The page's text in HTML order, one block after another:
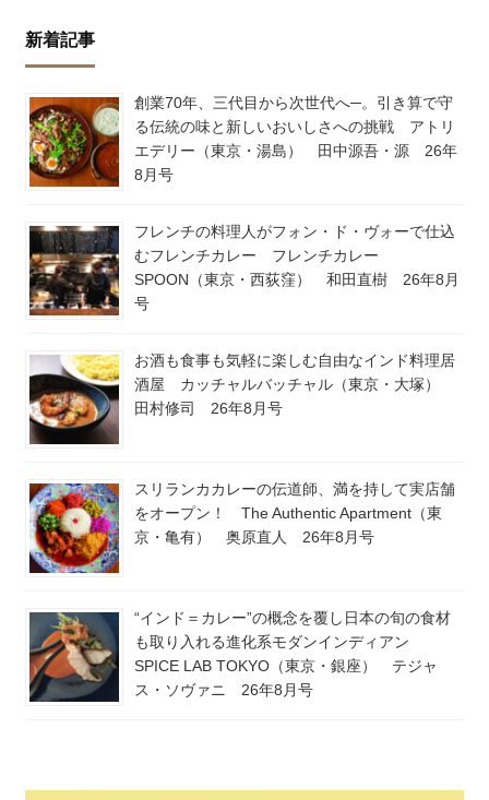
新着記事
創業70年、三代目から次世代へ─。引き算で守
る伝統の味と新しいおいしさへの挑戦 アトリ
エデリー（東京・湯島） 田中源吾・源 26年
8月号
フレンチの料理人がフォン・ド・ヴォーで仕込
むフレンチカレー フレンチカレー
SPOON（東京・西荻窪） 和田直樹 26年8月
号
お酒も食事も気軽に楽しむ自由なインド料理居
酒屋 カッチャルバッチャル（東京・大塚）
田村修司 26年8月号
スリランカカレーの伝道師、満を持して実店舗
をオープン！ The Authentic Apartment（東
京・亀有） 奥原直人 26年8月号
“インド＝カレー”の概念を覆し日本の旬の食材
も取り入れる進化系モダンインディアン
SPICE LAB TOKYO（東京・銀座） テジャ
ス・ソヴァニ 26年8月号